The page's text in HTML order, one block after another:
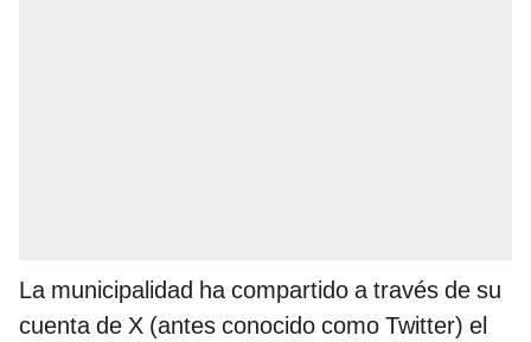
La municipalidad ha compartido a través de su
cuenta de X (antes conocido como Twitter) el